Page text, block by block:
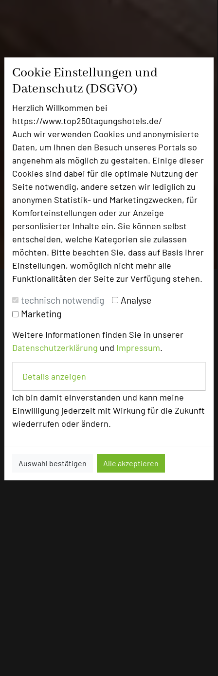
Cookie Einstellungen und
Datenschutz (DSGVO)
Herzlich Willkommen bei
https://www.top250tagungshotels.de/
Auch wir verwenden Cookies und anonymisierte
Daten, um Ihnen den Besuch unseres Portals so
angenehm als möglich zu gestalten. Einige dieser
Cookies sind dabei für die optimale Nutzung der
Seite notwendig, andere setzen wir lediglich zu
anonymen Statistik- und Marketingzwecken, für
Komforteinstellungen oder zur Anzeige
personlisierter Inhalte ein. Sie können selbst
entscheiden, welche Kategorien sie zulassen
möchten. Bitte beachten Sie, dass auf Basis ihrer
Einstellungen, womöglich nicht mehr alle
Funktionalitäten der Seite zur Verfügung stehen.
technisch notwendig
Analyse
Marketing
Weitere Informationen finden Sie in unserer
Datenschutzerklärung und Impressum.
Details anzeigen
Ich bin damit einverstanden und kann meine
Einwilligung jederzeit mit Wirkung für die Zukunft
wiederrufen oder ändern.
Auswahl bestätigen Alle akzeptieren